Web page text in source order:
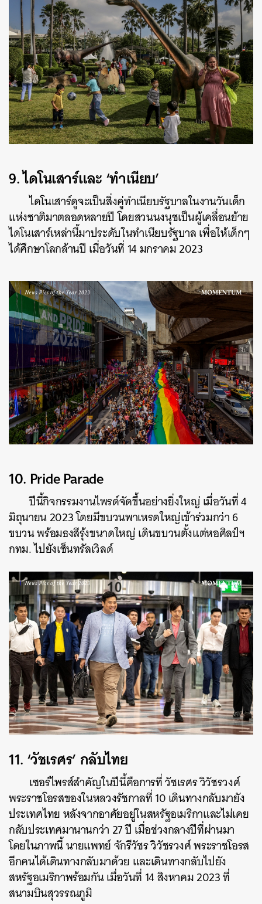
9.ไดโนเสาร์และ ‘ทำเนียบ’
ไดโนเสาร์ดูจะเป็นสิ่งคู่ทำเนียบรัฐบาลในงานวันเด็ก
แห่งชาติมาตลอดหลายปี โดยสวนนงนุชเป็นผู้เคลื่อนย้าย
ไดโนเสาร์เหล่านี้มาประดับในทำเนียบรัฐบาล เพื่อให้เด็กๆ
ได้ศึกษาโลกล้านปี เมื่อวันที่ 14 มกราคม 2023
10. Pride Parade
ปีนี้กิจกรรมงานไพรด์จัดขึ้นอย่างยิ่งใหญ่ เมื่อวันที่ 4
มิถุนายน 2023 โดยมีขบวนพาเหรดใหญ่เข้าร่วมกว่า 6
ขบวน พร้อมธงสีรุ้งขนาดใหญ่ เดินขบวนตั้งแต่หอศิลป์ฯ
กทม. ไปยังเซ็นทรัลเวิลด์
11.‘วัชเรศร’ กลับไทย
เซอร์ไพรส์สำคัญในปีนี้คือการที่ วัชเรศร วิวัชรวงศ์
พระราชโอรสของในหลวงรัชกาลที่ 10 เดินทางกลับมายัง
ประเทศไทย หลังจากอาศัยอยู่ในสหรัฐอเมริกาและไม่เคย
กลับประเทศมานานกว่า 27 ปี เมื่อช่วงกลางปีที่ผ่านมา
โดยในภาพนี้ นายแพทย์ จักรีวัชร วิวัชรวงศ์ พระราชโอรส
อีกคนได้เดินทางกลับมาด้วย และเดินทางกลับไปยัง
สหรัฐอเมริกาพร้อมกัน เมื่อวันที่ 14 สิงหาคม 2023 ที่
สนามบินสุวรรณภูมิ